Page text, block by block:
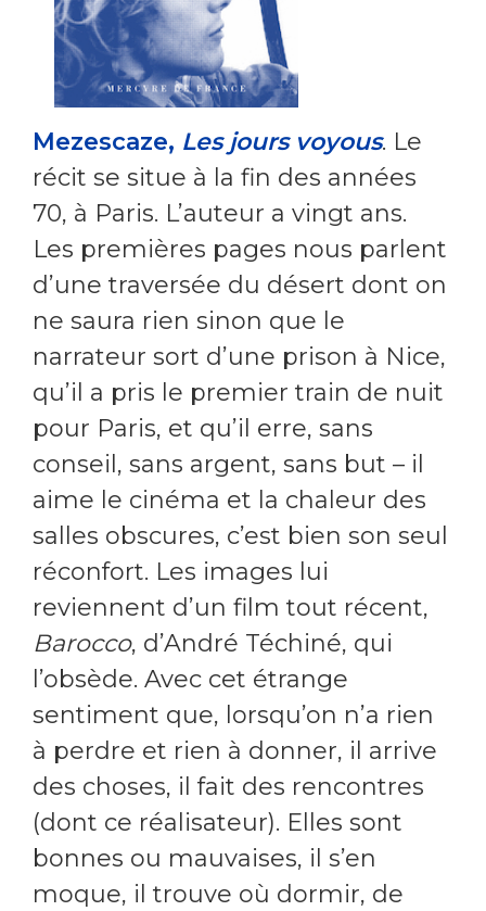
Mezescaze, Les jours voyous. Le
récit se situe à la fin des années
70, à Paris. L’auteur a vingt ans.
Les premières pages nous parlent
d’une traversée du désert dont on
ne saura rien sinon que le
narrateur sort d’une prison à Nice,
qu’il a pris le premier train de nuit
pour Paris, et qu’il erre, sans
conseil, sans argent, sans but – il
aime le cinéma et la chaleur des
salles obscures, c’est bien son seul
réconfort. Les images lui
reviennent d’un film tout récent,
Barocco, d’André Téchiné, qui
l’obsède. Avec cet étrange
sentiment que, lorsqu’on n’a rien
à perdre et rien à donner, il arrive
des choses, il fait des rencontres
(dont ce réalisateur). Elles sont
bonnes ou mauvaises, il s’en
moque, il trouve où dormir, de